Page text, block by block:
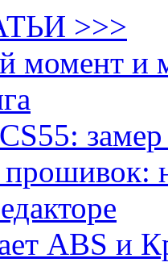
>>>
момент и
прошивок:
ABS и